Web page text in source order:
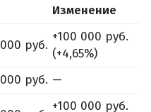
Изменение
руб.
+100 000 руб.
(+4,65%)
руб. —
+100 000 руб.